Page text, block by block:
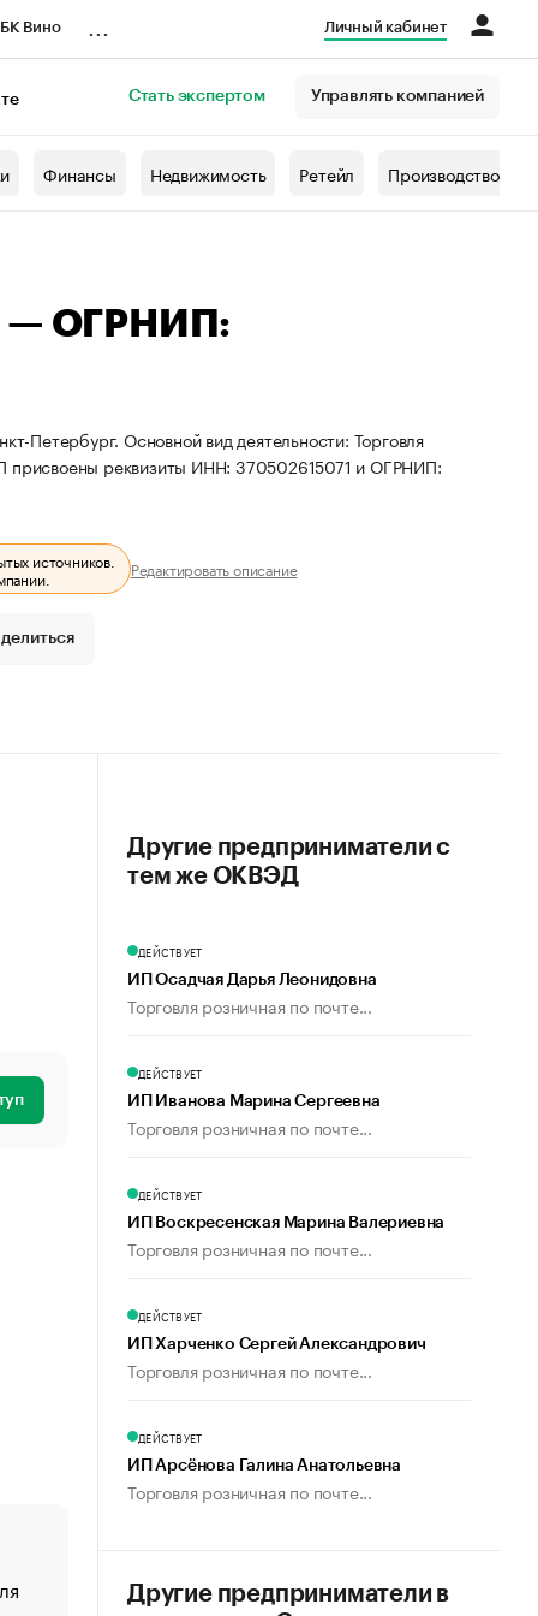
Вино Личный кабинет
Стать экспертом Управлять компанией
Финансы Недвижимость Ретейл Производство
— ОГРНИП:
Петербург. Основной вид деятельности: Торговля
присвоены реквизиты ИНН: 370502615071 и ОГРНИП:
источников.
Редактировать описание
«От спорта тело стареет иначе». Как живет глава
Другие предприниматели с
тем же ОКВЭД
ДЕЙСТВУЕТ
ИП Осадчая Дарья Леонидовна
Торговля розничная по почте...
ДЕЙСТВУЕТ
ИП Иванова Марина Сергеевна
Торговля розничная по почте...
ДЕЙСТВУЕТ
ИП Воскресенская Марина Валериевна
Торговля розничная по почте...
ДЕЙСТВУЕТ
ИП Харченко Сергей Александрович
Торговля розничная по почте...
ДЕЙСТВУЕТ
ИП Арсёнова Галина Анатольевна
Торговля розничная по почте...
Другие предприниматели в